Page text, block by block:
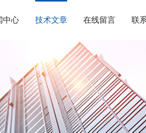
中心 技术文章 在线留言 联